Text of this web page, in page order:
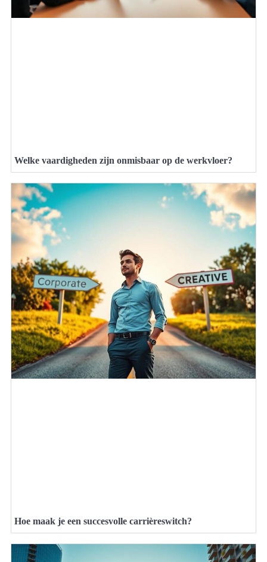
Welke vaardigheden zijn onmisbaar op de werkvloer?
Hoe maak je een succesvolle carrièreswitch?